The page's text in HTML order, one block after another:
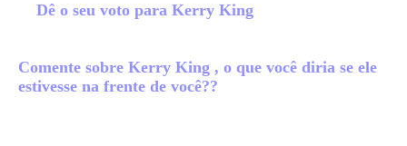
Dê o seu voto para Kerry King
Comente sobre Kerry King , o que você diria se ele
estivesse na frente de você??